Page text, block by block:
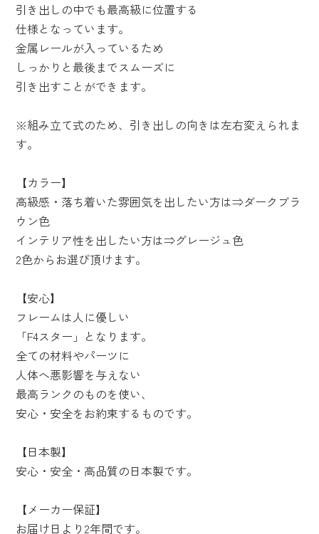
引き出しの中でも最高級に位置する
仕様となっています。
金属レールが入っているため
しっかりと最後までスムーズに
引き出すことができます。
※組み立て式のため、引き出しの向きは左右変えられま
す。
【カラー】
高級感・落ち着いた雰囲気を出したい方は⇒ダークブラ
ウン色
インテリア性を出したい方は⇒グレージュ色
2色からお選び頂けます。
【安心】
フレームは人に優しい
「F4スター」となります。
全ての材料やパーツに
人体へ悪影響を与えない
最高ランクのものを使い、
安心・安全をお約束するものです。
【日本製】
安心・安全・高品質の日本製です。
【メーカー保証】
お届け日より2年間です。